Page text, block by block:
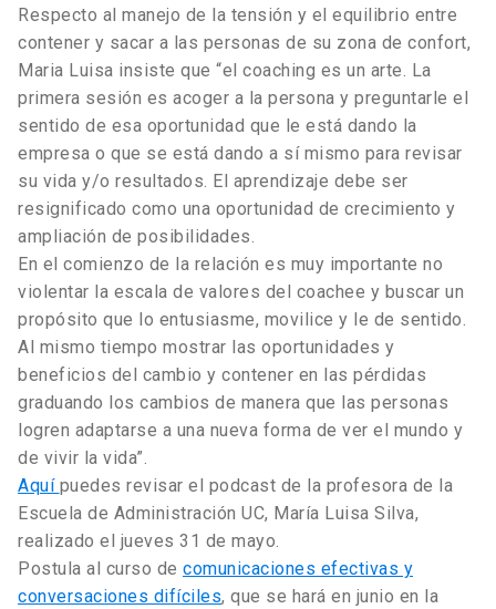
Respecto al manejo de la tensión y el equilibrio entre
contener y sacar a las personas de su zona de confort,
Maria Luisa insiste que “el coaching es un arte. La
primera sesión es acoger a la persona y preguntarle el
sentido de esa oportunidad que le está dando la
empresa o que se está dando a sí mismo para revisar
su vida y/o resultados. El aprendizaje debe ser
resignificado como una oportunidad de crecimiento y
ampliación de posibilidades.
En el comienzo de la relación es muy importante no
violentar la escala de valores del coachee y buscar un
propósito que lo entusiasme, movilice y le de sentido.
Al mismo tiempo mostrar las oportunidades y
beneficios del cambio y contener en las pérdidas
graduando los cambios de manera que las personas
logren adaptarse a una nueva forma de ver el mundo y
de vivir la vida”.
Aquí puedes revisar el podcast de la profesora de la
Escuela de Administración UC, María Luisa Silva,
realizado el jueves 31 de mayo.
Postula al curso de comunicaciones efectivas y
conversaciones difíciles, que se hará en junio en la